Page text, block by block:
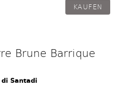
Brune Barrique
Santadi